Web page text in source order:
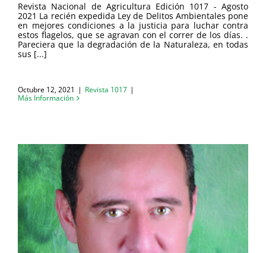
Revista Nacional de Agricultura Edición 1017 - Agosto
2021 La recién expedida Ley de Delitos Ambientales pone
en mejores condiciones a la justicia para luchar contra
estos flagelos, que se agravan con el correr de los días. .
Pareciera que la degradación de la Naturaleza, en todas
sus [...]
Octubre 12, 2021 | Revista 1017 |
Más Información